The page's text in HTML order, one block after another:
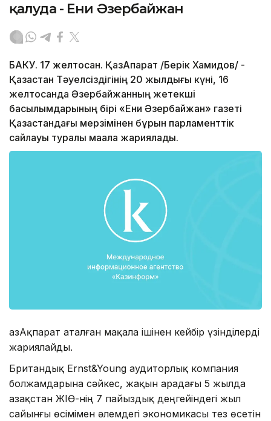
қалуда - Ени Әзербайжан
БАКУ. 17 желтоқсан. ҚазАқпарат /Берік Хамидов/ -
Қазақстан Тәуелсіздігінің 20 жылдығы күні, 16
желтоқсанда Әзербайжанның жетекші
басылымдарының бірі «Ени Әзербайжан» газеті
Қазақстандағы мерзімінен бұрын парламенттік
сайлауы туралы мақала жариялады.
ҚазАқпарат аталған мақала ішінен кейбір үзінділерді
жариялайды.
Британдық Ernst&Young аудиторлық компания
болжамдарына сәйкес, жақын арадағы 5 жылда
Қазақстан ЖІӨ-нің 7 пайыздық деңгейіндегі жыл
сайынғы өсімімен әлемдегі экономикасы тез өсетін